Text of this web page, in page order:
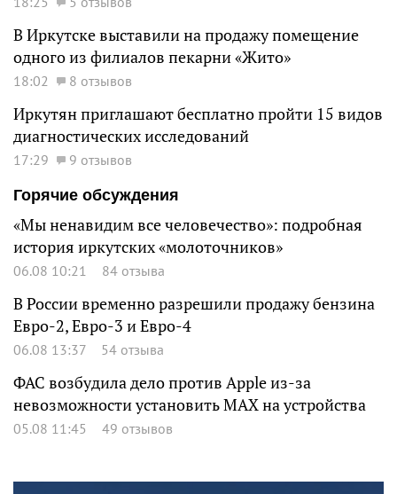
В Иркутске выставили на продажу помещение
одного из филиалов пекарни «Жито»
18:02 8 отзывов
Иркутян приглашают бесплатно пройти 15 видов
диагностических исследований
17:29
9 отзывов
Горячие обсуждения
«Мы ненавидим все человечество»: подробная
история иркутских «молоточников»
06.08 10:21 84 отзыва
В России временно разрешили продажу бензина
Евро-2, Евро-3 и Евро-4
06.08 13:37 54 отзыва
ФАС возбудила дело против Apple из-за
невозможности установить MAX на устройства
05.08 11:45 49 отзывов